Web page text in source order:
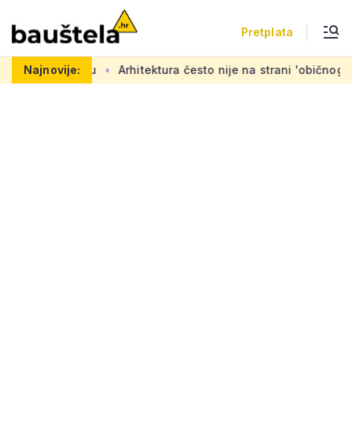
Pretplata
Najnovije:
Arhitektura često nije na strani 'običnog čovjeka': 'Mora